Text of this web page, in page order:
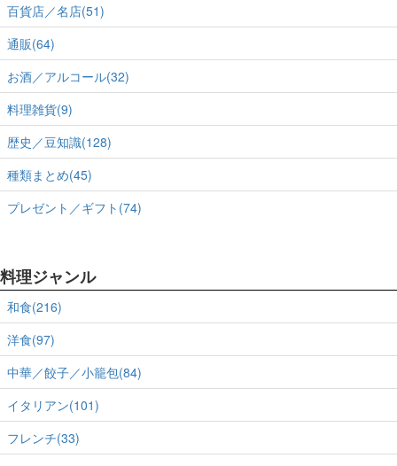
百貨店／名店(51)
通販(64)
お酒／アルコール(32)
料理雑貨(9)
歴史／豆知識(128)
種類まとめ(45)
プレゼント／ギフト(74)
料理ジャンル
和食(216)
洋食(97)
中華／餃子／小籠包(84)
イタリアン(101)
フレンチ(33)